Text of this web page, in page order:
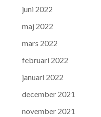
juni 2022
maj 2022
mars 2022
februari 2022
januari 2022
december 2021
november 2021